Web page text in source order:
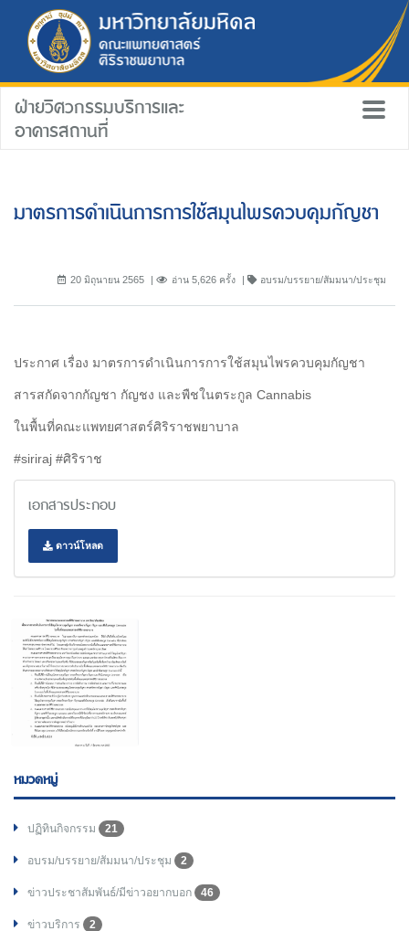
ฝ่ายวิศวกรรมบริการและ
อาคารสถานที่
มาตรการดำเนินการการใช้สมุนไพรควบคุมกัญชา
20 มิถุนายน 2565 อ่าน 5,626 ครั้ง อบรม/บรรยาย/สัมมนา/ประชุม
ประกาศ เรื่อง มาตรการดำเนินการการใช้สมุนไพรควบคุมกัญชา
สารสกัดจากกัญชา กัญชง และพืชในตระกูล Cannabis
ในพื้นที่คณะแพทยศาสตร์ศิริราชพยาบาล
#siriraj #ศิริราช
เอกสารประกอบ
ดาวน์โหลด
หมวดหมู่
ปฏิทินกิจกรรม 21
อบรม/บรรยาย/สัมมนา/ประชุม 2
ข่าวประชาสัมพันธ์/มีข่าวอยากบอก 46
ข่าวบริการ 2